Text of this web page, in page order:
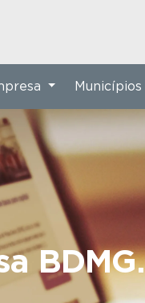
BDMG.
Municípios